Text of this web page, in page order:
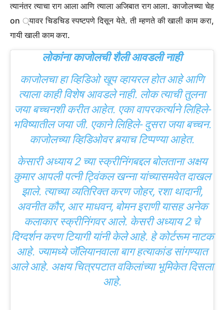
त्यानंतर त्याचा राग आला आणि त्याला अजिबात राग आला. काजोलच्या चेह
on ्यावर चिडचिड स्पष्टपणे दिसून येते. ती म्हणते की खाली काम करा,
गायी खाली काम करा.
लोकांना काजोलची शैली आवडली नाही
काजोलचा हा व्हिडिओ खूप व्हायरल होत आहे आणि
त्याला काही विशेष आवडले नाही. लोक त्याची तुलना
जया बच्चनशी करीत आहेत. एका वापरकर्त्याने लिहिले-
भविष्यातील जया जी. एकाने लिहिले- दुसरा जया बच्चन.
काजोलच्या व्हिडिओवर बर्‍याच टिप्पण्या आहेत.
केसारी अध्याय 2 च्या स्क्रीनिंगबद्दल बोलताना अक्षय
कुमार आपली पत्नी ट्विंकल खन्ना यांच्यासमवेत दाखल
झाले. त्याच्या व्यतिरिक्त करण जोहर, रशा थादानी,
अवनीत कौर, आर माधवन, बोमन इराणी यासह अनेक
कलाकार स्क्रीनिंगवर आले. केसरी अध्याय 2 चे
दिग्दर्शन करण टियागी यांनी केले आहे. हे कोर्टरूम नाटक
आहे. ज्यामध्ये जॅलियानवाला बाग हत्याकांड सांगण्यात
आले आहे. अक्षय चित्रपटात वकिलांच्या भूमिकेत दिसला
आहे.